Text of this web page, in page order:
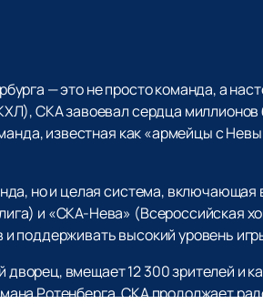
— это не просто команда, а
СКА завоевал сердца
известная как «армейцы с
но и целая система,
и «СКА-Нева» (Всероссийская
поддерживать высокий уровень
вмещает 12 300 зрителей и
Ротенберга, СКА продолжает